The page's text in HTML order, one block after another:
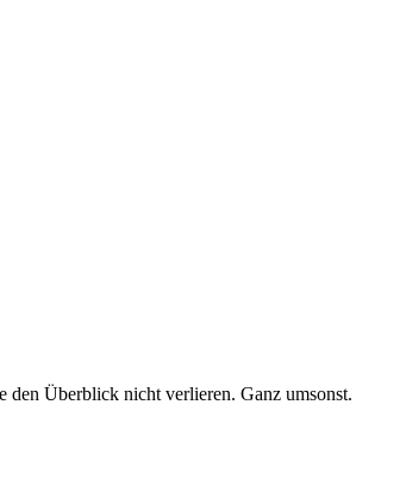
den Überblick nicht verlieren. Ganz umsonst.